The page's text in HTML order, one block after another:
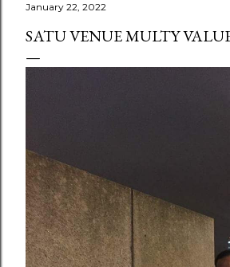
January 22, 2022
SATU VENUE MULTY